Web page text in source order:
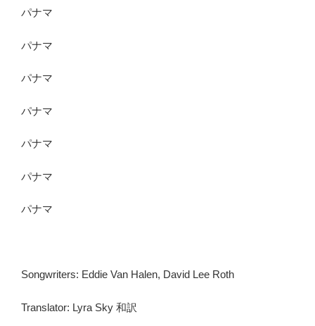
パナマ
パナマ
パナマ
パナマ
パナマ
パナマ
パナマ
Songwriters: Eddie Van Halen, David Lee Roth
Translator: Lyra Sky 和訳